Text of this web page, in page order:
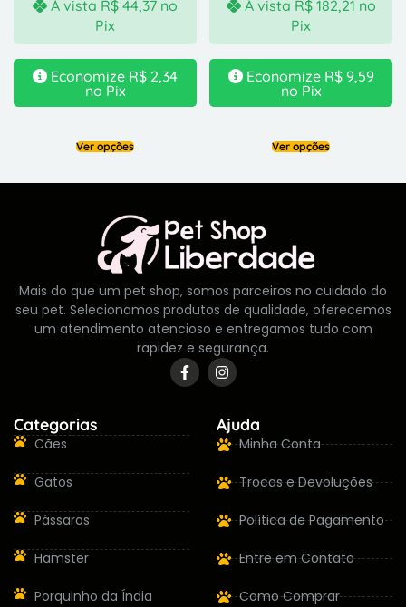
À vista R$ 44,37 no
Pix
Economize R$ 2,34
no Pix
Ver opções
À vista R$182,21 no
Pix
Economize R$9,59
no Pix
Ver opções
Mais do que um pet shop, somos parceiros no cuidado do
seu pet. Selecionamos produtos de qualidade, oferecemos
um atendimento atencioso e entregamos tudo com
rapidez e segurança.
Categorias
Cães
Gatos
Pássaros
Hamster
Porquinho da Índia
Ajuda
Minha Conta
Trocas e Devoluções
Política de Pagamento
Entre em Contato
Como Comprar